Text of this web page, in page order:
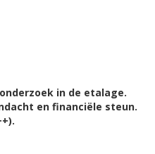
in de etalage.
en financiële steun.